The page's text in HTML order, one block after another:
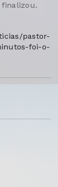
finalizou.
pastor-
foi-o-